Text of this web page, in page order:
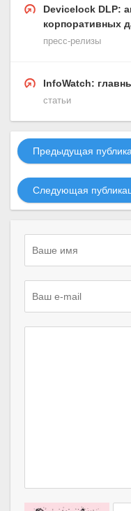
Devicelock DLP:
корпоративных
пресс-релизы
InfoWatch:
статьи
Предыдущая
Следующая